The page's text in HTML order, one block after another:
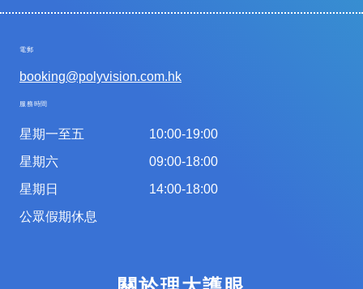
電郵
booking@polyvision.com.hk
服務時間
星期一至五
星期六
星期日
公眾假期休息
10:00-19:00
09:00-18:00
14:00-18:00